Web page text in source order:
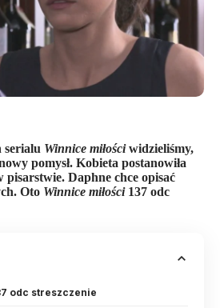
serialu Winnice miłościwidzieliśmy,
pomysł. Kobieta postanowiła
pisarstwie. Daphne chce opisać
Oto Winnice miłości137 odc
odc streszczenie